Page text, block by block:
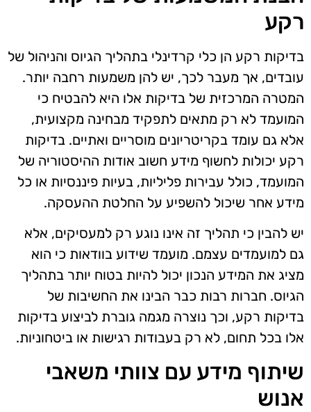
רקע
בדיקות רקע הן כלי קרדינלי בתהליך הגיוס והניהול של
עובדים, אך מעבר לכך, יש להן משמעות רחבה יותר.
המטרה המרכזית של בדיקות אלו היא להבטיח כי
המועמד לא רק מתאים לתפקיד מבחינה מקצועית,
אלא גם עומד בקריטריונים מוסריים ואתיים. בדיקות
רקע יכולות לחשוף מידע חשוב אודות ההיסטוריה של
המועמד, כולל עבירות פליליות, בעיות פיננסיות או כל
מידע אחר שיכול להשפיע על החלטת ההעסקה.
יש להבין כי תהליך זה אינו נוגע רק למעסיקים, אלא
גם למועמדים עצמם. מועמד שידוע בוודאות כי הוא
מציג את המידע הנכון יכול להיות בטוח יותר בתהליך
הגיוס. חברות רבות כבר הבינו את החשיבות של
בדיקות רקע, וכך נוצרה מגמה גוברת לביצוע בדיקות
אלו בכל תחום, לא רק בעבודות רגישות או ביטחוניות.
שיתוף מידע עם צוותי משאבי
אנוש